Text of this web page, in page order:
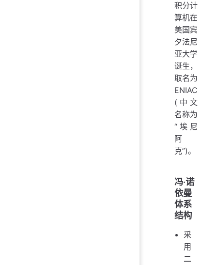
积分计
算机在
美国宾
夕法尼
亚大学
诞生，
取名为
ENIAC
(中文
名称为
“埃尼
阿
克”)。
冯·诺
依曼
体系
结构
采
用
二